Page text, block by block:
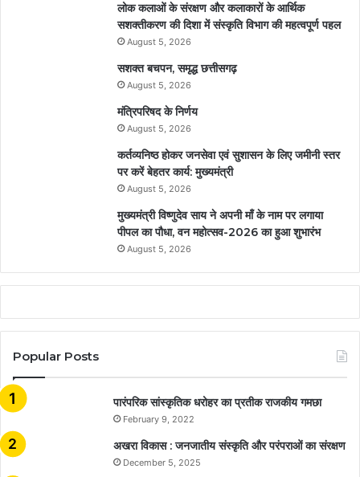
लोक कलाओं के संरक्षण और कलाकारों के आर्थिक
सशक्तीकरण की दिशा में संस्कृति विभाग की महत्वपूर्ण पहल
August 5, 2026
सशक्त बचपन, समृद्ध छत्तीसगढ़
August 5, 2026
मंत्रिपरिषद के निर्णय
August 5, 2026
कर्तव्यनिष्ठ होकर जनसेवा एवं सुशासन के लिए जमीनी स्तर
पर करें बेहतर कार्य: मुख्यमंत्री
August 5, 2026
मुख्यमंत्री विष्णुदेव साय ने अपनी माँ के नाम पर लगाया
पीपल का पौधा, वन महोत्सव-2026 का हुआ शुभारंभ
August 5, 2026
Popular Posts
​​​​​​​पारंपरिक सांस्कृतिक धरोहर का प्रतीक राजकीय गमछा
February 9, 2022
अखरा विकास : जनजातीय संस्कृति और परंपराओं का संरक्षण
December 5, 2025